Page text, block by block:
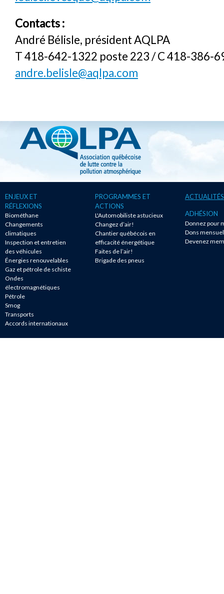
Contacts :
André Bélisle, président AQLPA
T 418-642-1322 poste 223 / C 418-386-
andre.belisle@aqlpa.com
ENJEUX ET
RÉFLEXIONS
Biométhane
Changements
climatiques
Inspection et entretien
des véhicules
Énergies renouvelables
Gaz et pétrole de schiste
Ondes
électromagnétiques
Pétrole
Smog
Transports
Accords internationaux
PROGRAMMES ET
ACTIONS
L'Automobiliste astucieux
Changez d’air!
Chantier québécois en
efficacité énergétique
Faites de l’air!
Brigade des pneus
ACTUALITÉS
ADHÉSION
Donnez pour
Dons
Devenez